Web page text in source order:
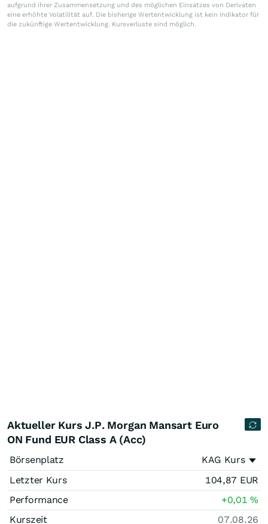
aufgrund ihrer Zusammensetzung und des möglichen Einsatzes von Derivaten
eine erhöhte Volatilität auf. Die bisherige Wertentwicklung ist kein Indikator für
die zukünftige Wertentwicklung. Kursverluste sind möglich.
Aktueller Kurs J.P. Morgan Mansart Euro
ON Fund EUR Class A (Acc)
Börsenplatz
KAG Kurs
Letzter Kurs
104,87 EUR
Performance
+0,01%
Kurszeit
07.08.26